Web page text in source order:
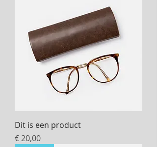
Dit is een product
Prijs
€ 20,00